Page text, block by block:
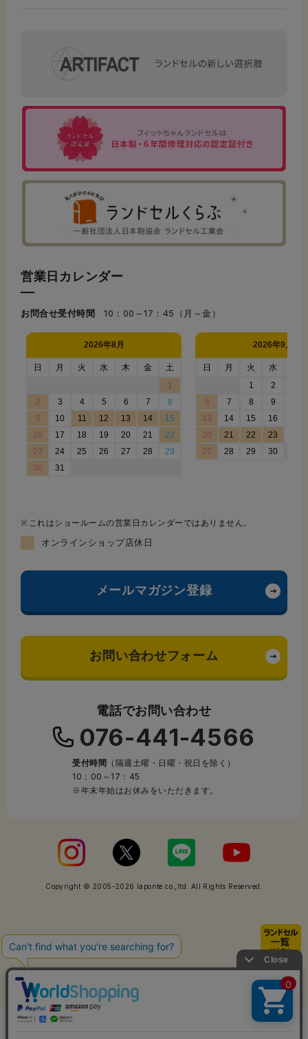
営業日カレンダー
お問合せ受付時間 10：00～17：45（月～金）
これはショールームの営業日カレンダーではありません。
オンラインショップ店休日
メールマガジン登録
お問い合わせフォーム
電話でお問い合わせ
076-441-4566
受付時間 （隔週土曜・日曜・祝日を除く）
10：00～17：45
※年末年始はお休みをいただきます。
Copyright © 2005-2026 laponte co.,ltd. All Rights Reserved.